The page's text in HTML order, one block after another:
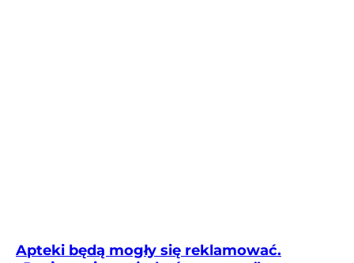
Apteki będą mogły się reklamować.